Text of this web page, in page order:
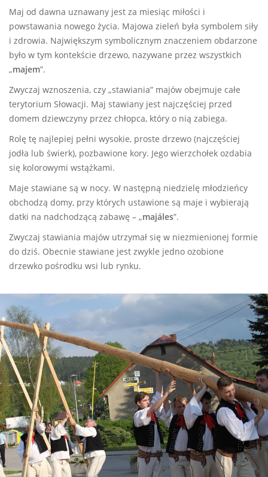
Maj od dawna uznawany jest za miesiąc miłości i
powstawania nowego życia. Majowa zieleń była symbolem siły
i zdrowia. Największym symbolicznym znaczeniem obdarzone
było w tym kontekście drzewo, nazywane przez wszystkich
„majem”.
Zwyczaj wznoszenia, czy „stawiania” majów obejmuje całe
terytorium Słowacji. Maj stawiany jest najczęściej przed
domem dziewczyny przez chłopca, który o nią zabiega.
Rolę tę najlepiej pełni wysokie, proste drzewo (najczęściej
jodła lub świerk), pozbawione kory. Jego wierzchołek ozdabia
się kolorowymi wstążkami.
Maje stawiane są w nocy. W następną niedzielę młodzieńcy
obchodzą domy, przy których ustawione są maje i wybierają
datki na nadchodzącą zabawę – „majáles”.
Zwyczaj stawiania majów utrzymał się w niezmienionej formie
do dziś. Obecnie stawiane jest zwykle jedno ozobione
drzewko pośrodku wsi lub rynku.